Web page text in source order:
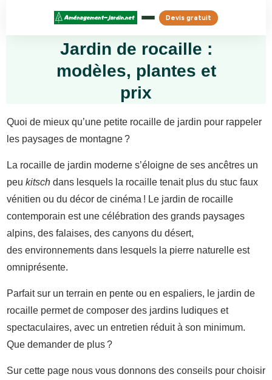
Devis gratuit
Jardin de rocaille :
modèles, plantes et
prix
Quoi de mieux qu’une petite rocaille de jardin pour rappeler
les paysages de montagne ?
La rocaille de jardin moderne s’éloigne de ses ancêtres un
peu kitsch dans lesquels la rocaille tenait plus du stuc faux
vénitien ou du décor de cinéma ! Le jardin de rocaille
contemporain est une célébration des grands paysages
alpins, des falaises, des canyons du désert,
des environnements dans lesquels la pierre naturelle est
omniprésente.
Parfait sur un terrain en pente ou en espaliers, le jardin de
rocaille permet de composer des jardins ludiques et
spectaculaires, avec un entretien réduit à son minimum.
Que demander de plus ?
Sur cette page nous vous donnons des conseils pour choisir